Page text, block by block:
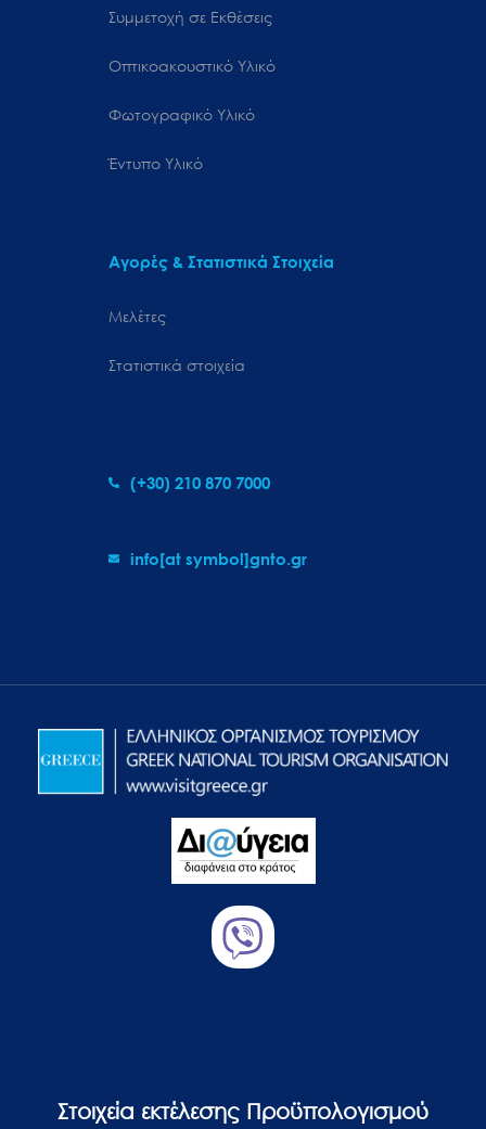
Συμμετοχή σε Εκθέσεις
Οπτικοακουστικό Υλικό
Φωτογραφικό Υλικό
Έντυπο Υλικό
Αγορές & Στατιστικά Στοιχεία
Μελέτες
Στατιστικά στοιχεία
(+30) 210 870 7000
info[at symbol]gnto.gr
Στοιχεία εκτέλεσης Προϋπολογισμού